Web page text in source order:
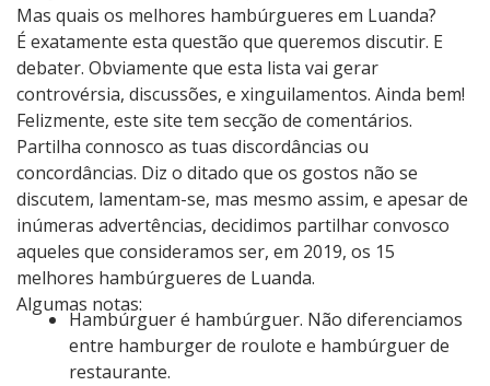
Mas quais os melhores hambúrgueres em Luanda?
É exatamente esta questão que queremos discutir. E
debater. Obviamente que esta lista vai gerar
controvérsia, discussões, e xinguilamentos. Ainda bem!
Felizmente, este site tem secção de comentários.
Partilha connosco as tuas discordâncias ou
concordâncias. Diz o ditado que os gostos não se
discutem, lamentam-se, mas mesmo assim, e apesar de
inúmeras advertências, decidimos partilhar convosco
aqueles que consideramos ser, em 2019, os 15
melhores hambúrgueres de Luanda.
Algumas notas:
Hambúrguer é hambúrguer. Não diferenciamos
entre hamburger de roulote e hambúrguer de
restaurante.